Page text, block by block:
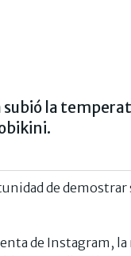
la
de demostrar
de Instagram,